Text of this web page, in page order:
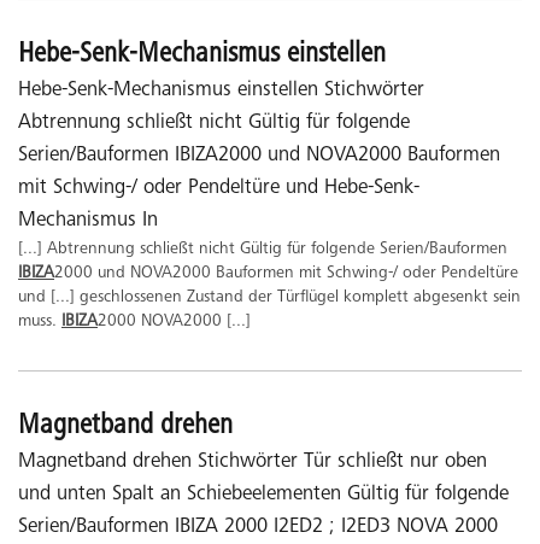
Hebe-Senk-Mechanismus einstellen
Hebe-Senk-Mechanismus einstellen Stichwörter
Abtrennung schließt nicht Gültig für folgende
Serien/Bauformen IBIZA2000 und NOVA2000 Bauformen
mit Schwing-/ oder Pendeltüre und Hebe-Senk-
Mechanismus In
[...] Abtrennung schließt nicht Gültig für folgende Serien/Bauformen
IBIZA2000 und NOVA2000 Bauformen mit Schwing-/ oder Pendeltüre
und [...] geschlossenen Zustand der Türflügel komplett abgesenkt sein
muss. IBIZA2000 NOVA2000 [...]
Magnetband drehen
Magnetband drehen Stichwörter Tür schließt nur oben
und unten Spalt an Schiebeelementen Gültig für folgende
Serien/Bauformen IBIZA 2000 I2ED2 ; I2ED3 NOVA 2000